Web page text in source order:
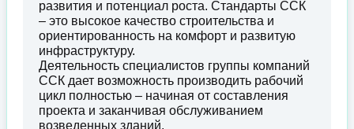
развития и потенциал роста. Стандарты ССК
– это высокое качество строительства и
ориентированность на комфорт и развитую
инфраструктуру.
Деятельность специалистов группы компаний
ССК дает возможность производить рабочий
цикл полностью – начиная от составления
проекта и заканчивая обслуживанием
возведенных зданий.